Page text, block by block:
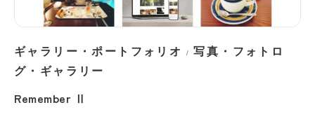
ギャラリー・ポートフォリオ /写真・フォトロ
グ・ギャラリー
Remember Ⅱ